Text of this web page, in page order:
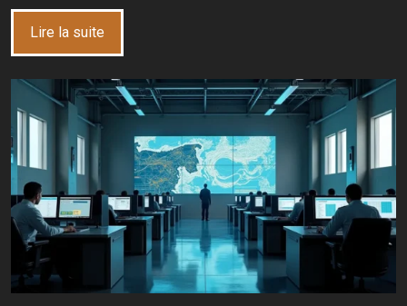
Lire la suite